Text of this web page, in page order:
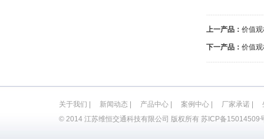
上一产品： 价值
下一产品： 价值
关于我们 新闻动态 产品中心 案例中心 厂家承诺
© 2014 江苏维恒交通科技有限公司 版权所有 苏ICP备15014509